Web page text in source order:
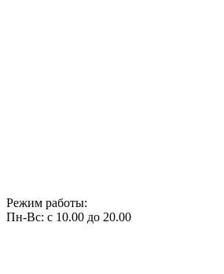
Режим работы:
Пн-Вс: с 10.00 до 20.00